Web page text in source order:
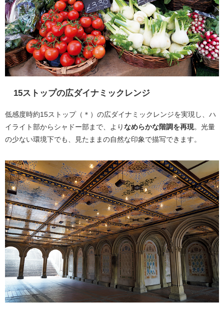
15ストップの広ダイナミックレンジ
低感度時約15ストップ（＊）の広ダイナミックレンジを実現し、ハ
イライト部からシャドー部まで、より なめらかな階調を再現 。光量
の少ない環境下でも、見たままの自然な印象で描写できます。